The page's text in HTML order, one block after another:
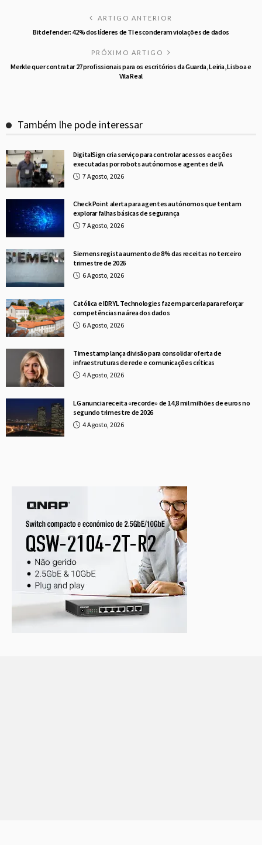
ARTIGO ANTERIOR
Bitdefender: 42% dos líderes de TI esconderam violações de dados
PRÓXIMO ARTIGO
Merkle quer contratar 27 profissionais para os escritórios da Guarda, Leiria, Lisboa e
Vila Real
Também lhe pode interessar
DigitalSign cria serviço para controlar acessos e acções
executadas por robots autónomos e agentes de IA
7 Agosto, 2026
Check Point alerta para agentes autónomos que tentam
explorar falhas básicas de segurança
7 Agosto, 2026
Siemens regista aumento de 8% das receitas no terceiro
trimestre de 2026
6 Agosto, 2026
Católica e IDRYL Technologies fazem parceria para reforçar
competências na área dos dados
6 Agosto, 2026
Timestamp lança divisão para consolidar oferta de
infraestruturas de rede e comunicações críticas
4 Agosto, 2026
LG anuncia receita «recorde» de 14,8 mil milhões de euros no
segundo trimestre de 2026
4 Agosto, 2026